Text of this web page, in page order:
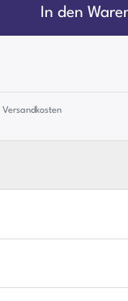
In den
Versandkosten